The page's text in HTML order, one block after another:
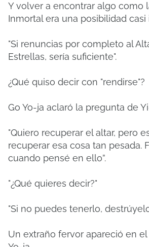
Y volver a encontrar algo como
Inmortal era una posibilidad casi
"Si renuncias por completo al
Estrellas, sería suficiente".
¿Qué quiso decir con "rendirse"?
Go Yo-ja aclaró la pregunta de
"Quiero recuperar el altar, pero
recuperar esa cosa tan pesada.
cuando pensé en ello”.
"¿Qué quieres decir?"
"Si no puedes tenerlo,
Un extraño fervor apareció en